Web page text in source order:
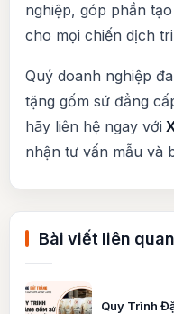
nghiệp, góp phần
cho mọi chiến dịch
Quý doanh nghiệp
tặng gốm sứ đẳng
hãy liên hệ ngay với
nhận tư vấn mẫu và
Bài viết liên quan
Quy Trình